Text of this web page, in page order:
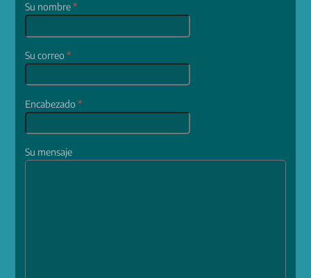
Su nombre*
Su correo*
Encabezado*
Su mensaje